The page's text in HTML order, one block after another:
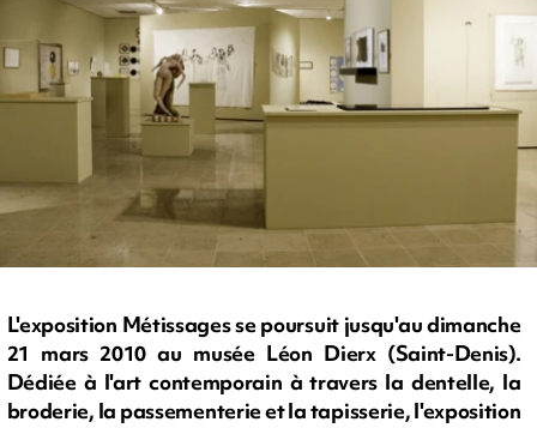
L'exposition Métissages se poursuit jusqu'au dimanche
21 mars 2010 au musée Léon Dierx (Saint-Denis).
Dédiée à l'art contemporain à travers la dentelle, la
broderie, la passementerie et la tapisserie, l'exposition